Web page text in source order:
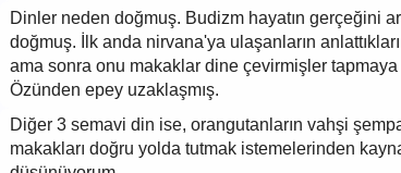
Dinler neden doğmuş. Budizm hayatın gerçeğini
doğmuş. İlk anda nirvana'ya ulaşanların
ama sonra onu makaklar dine çevirmişler tapmaya
Özünden epey uzaklaşmış.
Diğer 3 semavi din ise, orangutanların vahşi
makakları doğru yolda tutmak istemelerinden